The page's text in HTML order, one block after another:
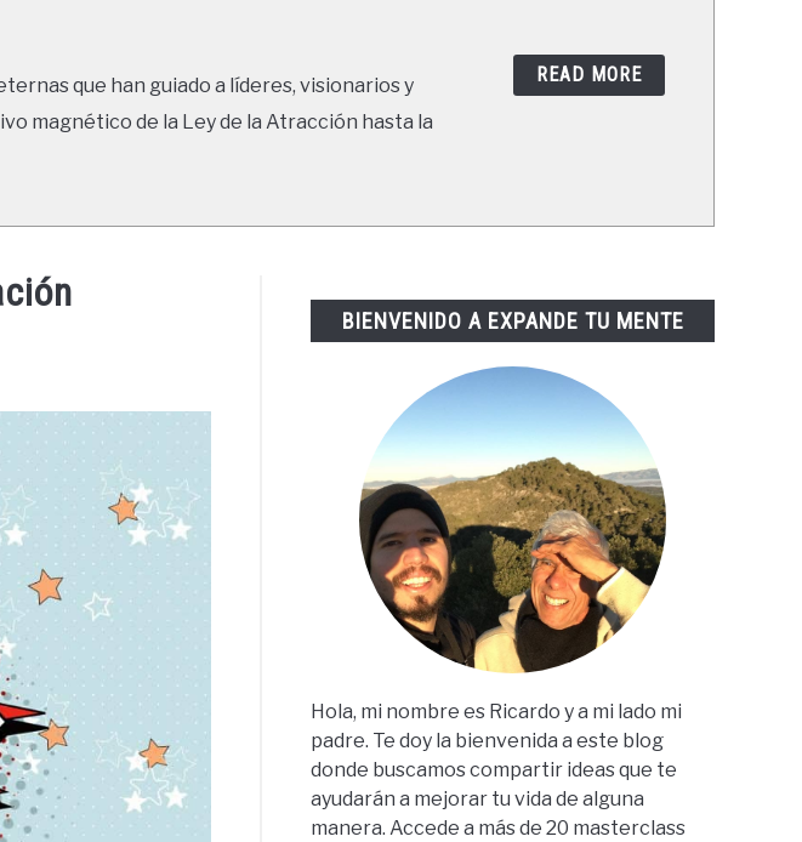
que han guiado a líderes, visionarios y
magnético de la Ley de la Atracción hasta la
READ MORE
BIENVENIDO A EXPANDE TU MENTE
Hola, mi nombre es Ricardo y a mi lado mi
padre. Te doy la bienvenida a este blog
donde buscamos compartir ideas que te
ayudarán a mejorar tu vida de alguna
manera. Accede a más de 20 masterclass